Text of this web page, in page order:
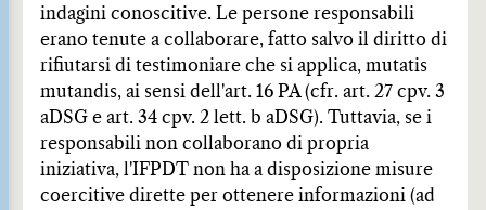
indagini conoscitive. Le persone responsabili
erano tenute a collaborare, fatto salvo il diritto di
rifiutarsi di testimoniare che si applica, mutatis
mutandis, ai sensi dell'art. 16 PA (cfr. art. 27 cpv. 3
aDSG e art. 34 cpv. 2 lett. b aDSG). Tuttavia, se i
responsabili non collaborano di propria
iniziativa, l'IFPDT non ha a disposizione misure
coercitive dirette per ottenere informazioni (ad